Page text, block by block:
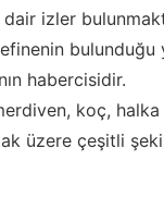
izler
bulunduğu
habercisidir.
koç,
üzere çeşitli